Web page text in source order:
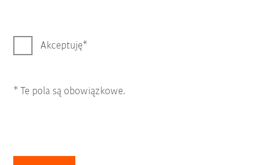
Akceptuję
* Te pola są obowiązkowe.